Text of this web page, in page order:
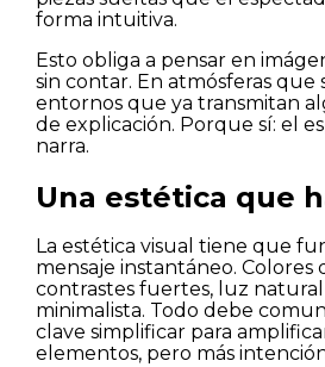
Calles
Naturaleza
forma intuitiva.
Esto obliga a pensar en
sin contar. En atmósferas que
entornos que ya transmitan
de explicación. Porque sí: el
narra.
Una estética que
La estética visual tiene que
mensaje instantáneo. Colores
contrastes fuertes, luz natural
minimalista. Todo debe
clave simplificar para
elementos, pero más